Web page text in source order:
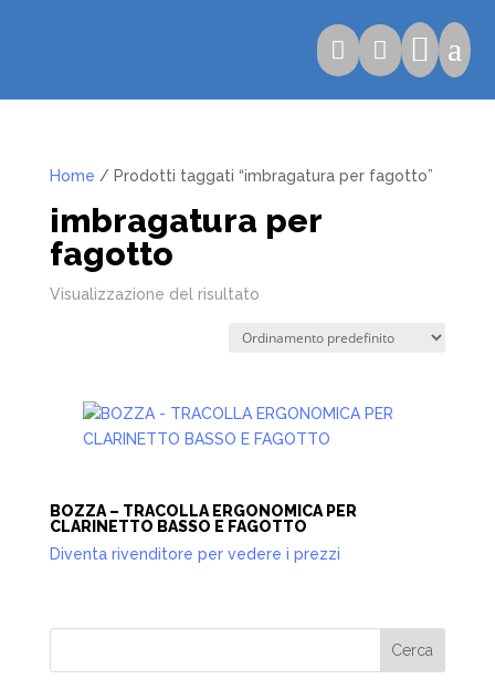
   a
Home / Prodotti taggati “imbragatura per fagotto”
imbragatura per
fagotto
Visualizzazione del risultato
BOZZA – TRACOLLA ERGONOMICA PER
CLARINETTO BASSO E FAGOTTO
Diventa rivenditore per vedere i prezzi
Cerca